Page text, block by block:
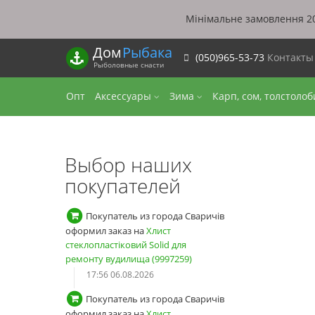
Мінімальне замовлення
ДомРыбака
Рыболовные снасти
(050)965-53-73 Контакты
Опт Аксессуары Зима Карп, сом,
Выбор наших
покупателей
Покупатель из города Сваричів
оформил заказ наХлист
стеклопластіковий Solid для
ремонту вудилища (9997259)